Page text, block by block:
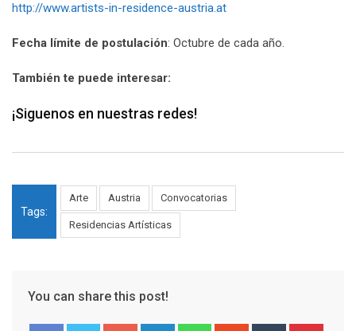
http://www.artists-in-residence-austria.at
Fecha límite de postulación: Octubre de cada año.
También te puede interesar:
¡Siguenos en nuestras redes!
Tags:
Arte Austria Convocatorias
Residencias Artísticas
You can share this post!